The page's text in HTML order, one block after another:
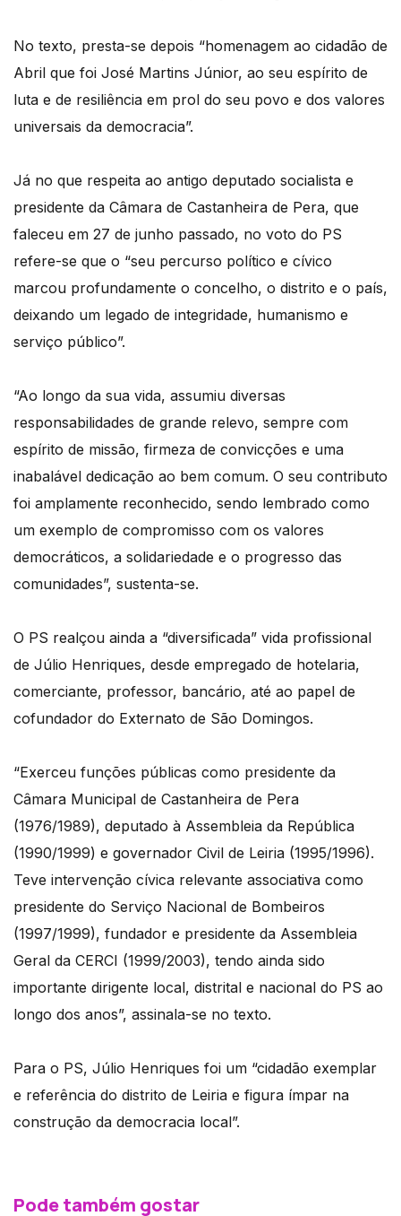
No texto, presta-se depois “homenagem ao cidadão de
Abril que foi José Martins Júnior, ao seu espírito de
luta e de resiliência em prol do seu povo e dos valores
universais da democracia”.
Já no que respeita ao antigo deputado socialista e
presidente da Câmara de Castanheira de Pera, que
faleceu em 27 de junho passado, no voto do PS
refere-se que o “seu percurso político e cívico
marcou profundamente o concelho, o distrito e o país,
deixando um legado de integridade, humanismo e
serviço público”.
“Ao longo da sua vida, assumiu diversas
responsabilidades de grande relevo, sempre com
espírito de missão, firmeza de convicções e uma
inabalável dedicação ao bem comum. O seu contributo
foi amplamente reconhecido, sendo lembrado como
um exemplo de compromisso com os valores
democráticos, a solidariedade e o progresso das
comunidades”, sustenta-se.
O PS realçou ainda a “diversificada” vida profissional
de Júlio Henriques, desde empregado de hotelaria,
comerciante, professor, bancário, até ao papel de
cofundador do Externato de São Domingos.
“Exerceu funções públicas como presidente da
Câmara Municipal de Castanheira de Pera
(1976/1989), deputado à Assembleia da República
(1990/1999) e governador Civil de Leiria (1995/1996).
Teve intervenção cívica relevante associativa como
presidente do Serviço Nacional de Bombeiros
(1997/1999), fundador e presidente da Assembleia
Geral da CERCI (1999/2003), tendo ainda sido
importante dirigente local, distrital e nacional do PS ao
longo dos anos”, assinala-se no texto.
Para o PS, Júlio Henriques foi um “cidadão exemplar
e referência do distrito de Leiria e figura ímpar na
construção da democracia local”.
Pode também gostar